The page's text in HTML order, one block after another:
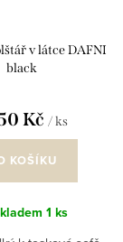
v látce DAFNI
black
Kč / ks
KOŠÍKU
1 ks